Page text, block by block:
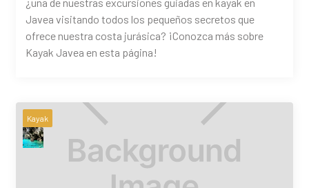
¿una de nuestras excursiones guiadas en kayak en
Javea visitando todos los pequeños secretos que
ofrece nuestra costa jurásica? ¡Conozca más sobre
Kayak Javea en esta página!
Kayak